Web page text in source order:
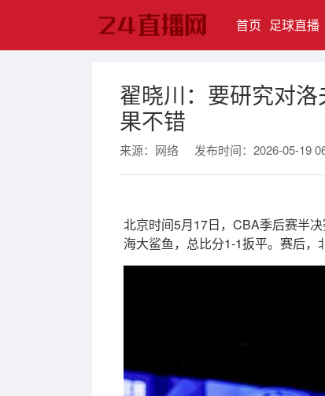
首页 (current)
足球直播
翟晓川：要研究对
果不错
来源：网络 发布时间：2026-05-19
北京时间5月17日，CBA季后赛半
海大鲨鱼，总比分1-1扳平。赛后，